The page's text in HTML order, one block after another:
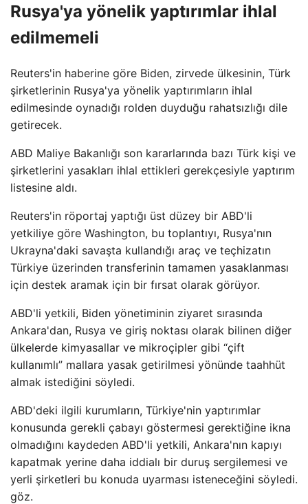
Rusya'ya yönelik yaptırımlar ihlal
edilmemeli
Reuters'in haberine göre Biden, zirvede ülkesinin, Türk
şirketlerinin Rusya'ya yönelik yaptırımların ihlal
edilmesinde oynadığı rolden duyduğu rahatsızlığı dile
getirecek.
ABD Maliye Bakanlığı son kararlarında bazı Türk kişi ve
şirketlerini yasakları ihlal ettikleri gerekçesiyle yaptırım
listesine aldı.
Reuters'in röportaj yaptığı üst düzey bir ABD'li
yetkiliye göre Washington, bu toplantıyı, Rusya'nın
Ukrayna'daki savaşta kullandığı araç ve teçhizatın
Türkiye üzerinden transferinin tamamen yasaklanması
için destek aramak için bir fırsat olarak görüyor.
ABD'li yetkili, Biden yönetiminin ziyaret sırasında
Ankara'dan, Rusya ve giriş noktası olarak bilinen diğer
ülkelerde kimyasallar ve mikroçipler gibi “çift
kullanımlı” mallara yasak getirilmesi yönünde taahhüt
almak istediğini söyledi.
ABD'deki ilgili kurumların, Türkiye'nin yaptırımlar
konusunda gerekli çabayı göstermesi gerektiğine ikna
olmadığını kaydeden ABD'li yetkili, Ankara'nın kapıyı
kapatmak yerine daha iddialı bir duruş sergilemesi ve
yerli şirketleri bu konuda uyarması isteneceğini söyledi.
göz.